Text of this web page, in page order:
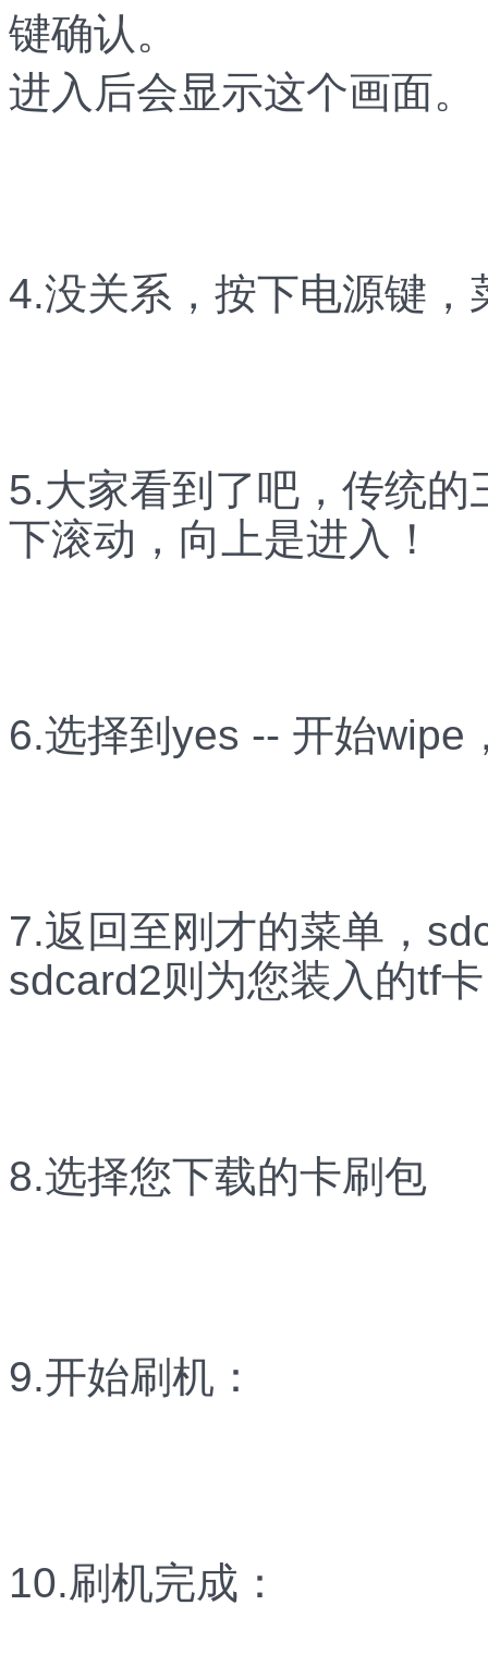
键确认。
进入后会显示这个画面。
4.没关系，按下电源键，
5.大家看到了吧，传统
下滚动，向上是进入！
6.选择到yes -- 开始wipe
7.返回至刚才的菜单，
sdcard2则为您装入的tf
8.选择您下载的卡刷包
9.开始刷机：
10.刷机完成：